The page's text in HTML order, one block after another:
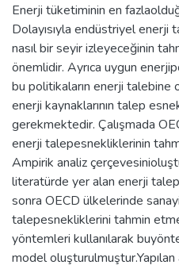
Enerji tüketiminin en
Dolayısıyla endüstriyel enerji
nasıl bir seyir izleyeceğinin
önemlidir. Ayrıca uygun
bu politikaların enerji talebine
enerji kaynaklarının talep
gerekmektedir. Çalışmada
enerji talepesnekliklerinin
Ampirik analiz
literatürde yer alan enerji
sonra OECD ülkelerinde
talepesnekliklerini tahmin
yöntemleri kullanılarak
model